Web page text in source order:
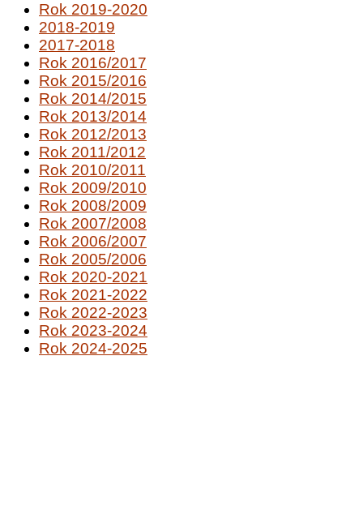
Rok 2019-2020
2018-2019
2017-2018
Rok 2016/2017
Rok 2015/2016
Rok 2014/2015
Rok 2013/2014
Rok 2012/2013
Rok 2011/2012
Rok 2010/2011
Rok 2009/2010
Rok 2008/2009
Rok 2007/2008
Rok 2006/2007
Rok 2005/2006
Rok 2020-2021
Rok 2021-2022
Rok 2022-2023
Rok 2023-2024
Rok 2024-2025